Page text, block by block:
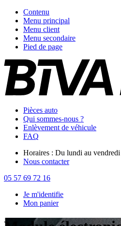
Contenu
Menu principal
Menu client
Menu secondaire
Pied de page
Pièces auto
Qui sommes-nous ?
Enlèvement de véhicule
FAQ
Horaires : Du lundi au
Nous contacter
05 57 69 72 16
Je m'identifie
Mon panier